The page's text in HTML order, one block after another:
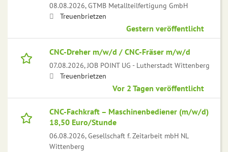
08.08.2026,GTMB Metallteilfertigung GmbH
Treuenbrietzen
Gestern veröffentlicht
CNC-Dreher m/w/d / CNC-Fräser m/w/d
07.08.2026,JOB POINT UG - Lutherstadt Wittenberg
Treuenbrietzen
Vor 2 Tagen veröffentlicht
CNC-Fachkraft – Maschinenbediener (m/w/d)
18,50 Euro/Stunde
06.08.2026,Gesellschaft f. Zeitarbeit mbH NL
Wittenberg